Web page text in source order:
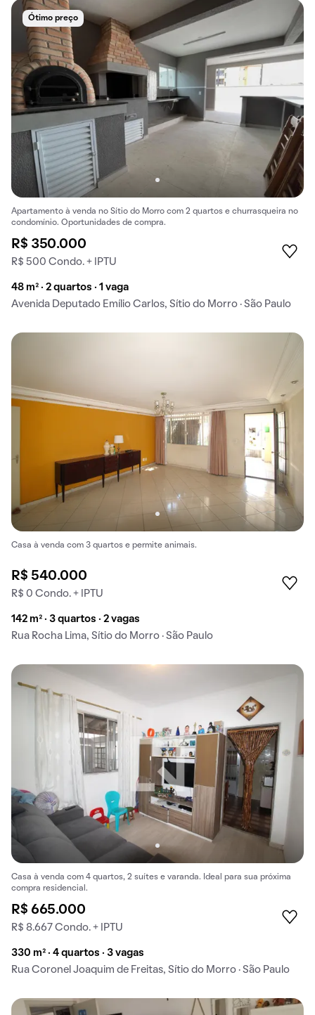
Ótimo preço
Apartamento à venda no Sítio do Morro com 2 quartos e churrasqueira no
condomínio. Oportunidades de compra.
R$ 350.000
R$ 500 Condo. + IPTU
48 m² · 2 quartos · 1 vaga
Avenida Deputado Emílio Carlos, Sítio do Morro · São Paulo
Casa à venda com 3 quartos e permite animais.
R$ 540.000
R$ 0 Condo. + IPTU
142 m² · 3 quartos · 2 vagas
Rua Rocha Lima, Sítio do Morro · São Paulo
Casa à venda com 4 quartos, 2 suítes e varanda. Ideal para sua próxima
compra residencial.
R$ 665.000
R$ 8.667 Condo. + IPTU
330 m² · 4 quartos · 3 vagas
Rua Coronel Joaquim de Freitas, Sítio do Morro · São Paulo